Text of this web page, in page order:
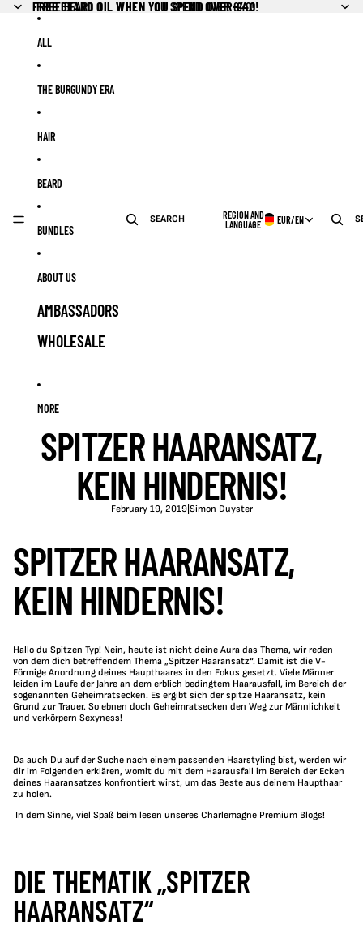
FREE BEARD OIL WHEN YOU SPEND OVER €40!
FREE BEARD OIL WHEN YOU SPEND OVER €40!
ALL
THE BURGUNDY ERA
HAIR
BEARD
BUNDLES
ABOUT US
AMBASSADORS
WHOLESALE
MORE
SEARCH
REGION AND
LANGUAGE
EUR/EN
SPITZER HAARANSATZ,
KEIN HINDERNIS!
February 19, 2019| Simon Duyster
SPITZER HAARANSATZ,
KEIN HINDERNIS!
Hallo du Spitzen Typ! Nein, heute ist nicht deine Aura das Thema, wir reden
von dem dich betreffendem Thema „Spitzer Haaransatz“. Damit ist die V-
Förmige Anordnung deines Haupthaares in den Fokus gesetzt. Viele Männer
leiden im Laufe der Jahre an dem erblich bedingtem Haarausfall, im Bereich der
sogenannten Geheimratsecken. Es ergibt sich der spitze Haaransatz, kein
Grund zur Trauer. So ebnen doch Geheimratsecken den Weg zurMännlichkeit
und verkörpern Sexyness!
Da auch Du auf der Suche nach einem passenden Haarstyling bist, werden wir
dir im Folgenden erklären, womit du mit dem Haarausfall im Bereich der Ecken
deines Haaransatzes konfrontiert wirst, um das Beste aus deinem Haupthaar
zu holen.
In dem Sinne, viel Spaß beim lesen unseres Charlemagne Premium Blogs!
DIE THEMATIK „SPITZER
HAARANSATZ“